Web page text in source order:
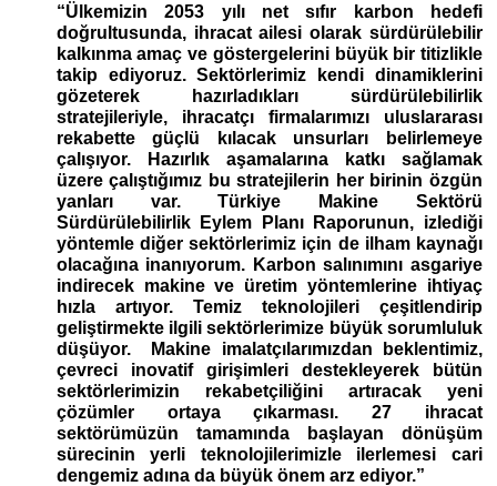
“Ülkemizin 2053 yılı net sıfır karbon hedefi
doğrultusunda, ihracat ailesi olarak sürdürülebilir
kalkınma amaç ve göstergelerini büyük bir titizlikle
takip ediyoruz. Sektörlerimiz kendi dinamiklerini
gözeterek hazırladıkları sürdürülebilirlik
stratejileriyle, ihracatçı firmalarımızı uluslararası
rekabette güçlü kılacak unsurları belirlemeye
çalışıyor. Hazırlık aşamalarına katkı sağlamak
üzere çalıştığımız bu stratejilerin her birinin özgün
yanları var. Türkiye Makine Sektörü
Sürdürülebilirlik Eylem Planı Raporunun, izlediği
yöntemle diğer sektörlerimiz için de ilham kaynağı
olacağına inanıyorum. Karbon salınımını asgariye
indirecek makine ve üretim yöntemlerine ihtiyaç
hızla artıyor. Temiz teknolojileri çeşitlendirip
geliştirmekte ilgili sektörlerimize büyük sorumluluk
düşüyor.  Makine imalatçılarımızdan beklentimiz,
çevreci inovatif girişimleri destekleyerek bütün
sektörlerimizin rekabetçiliğini artıracak yeni
çözümler ortaya çıkarması. 27 ihracat
sektörümüzün tamamında başlayan dönüşüm
sürecinin yerli teknolojilerimizle ilerlemesi cari
dengemiz adına da büyük önem arz ediyor.”